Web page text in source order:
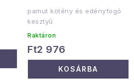
pamut kötény és edényfogó
kesztyű
Raktáron
Ft2 976
KOSÁRBA